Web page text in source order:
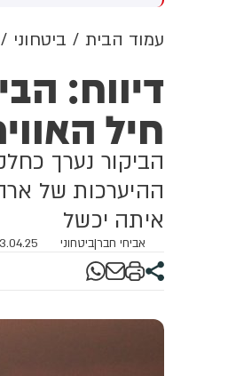
עמוד הבית ביטחוני
דיווח:
חיל
הביקור נערך
ההיערכות של
איתה יכשל
אביחי חבר|ביטחוני | 21:51